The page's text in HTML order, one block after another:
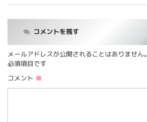
コメントを残す
メールアドレスが公開されることはありません。
必須項目です
コメント ※